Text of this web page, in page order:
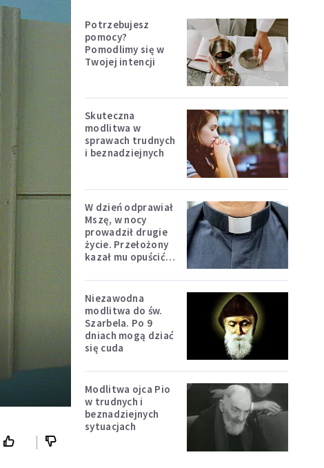
Potrzebujesz
pomocy?
Pomodlimy się w
Twojej intencji
Skuteczna
modlitwa w
sprawach trudnych
i beznadziejnych
W dzień odprawiał
Mszę, w nocy
prowadził drugie
życie. Przełożony
kazał mu opuścić
Niezawodna
modlitwa do św.
Szarbela. Po 9
dniach mogą dziać
się cuda
Modlitwa ojca Pio
w trudnych i
beznadziejnych
sytuacjach